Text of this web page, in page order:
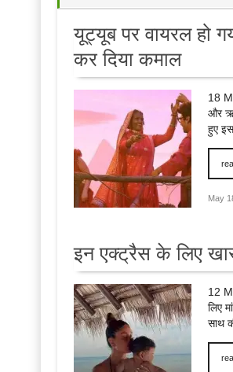
यूट्यूब पर वायरल हो
कर दिया कमाल
18
और
हुए
May
इन एक्ट्रैस के लिए
12
लिए
साथ